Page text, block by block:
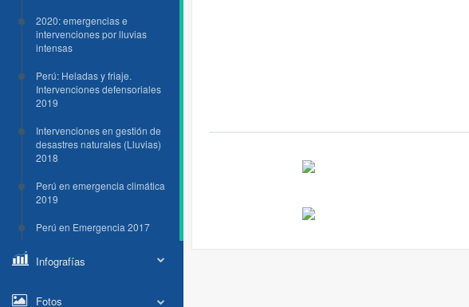
2020: emergencias e
intervenciones por lluvias
intensas
Perú: Heladas y friaje.
Intervenciones defensoriales
2019
Intervenciones en gestión de
desastres naturales (Lluvias)
2018
Perú en emergencia climática
2019
Perú en Emergencia 2017
Infografías
Fotos